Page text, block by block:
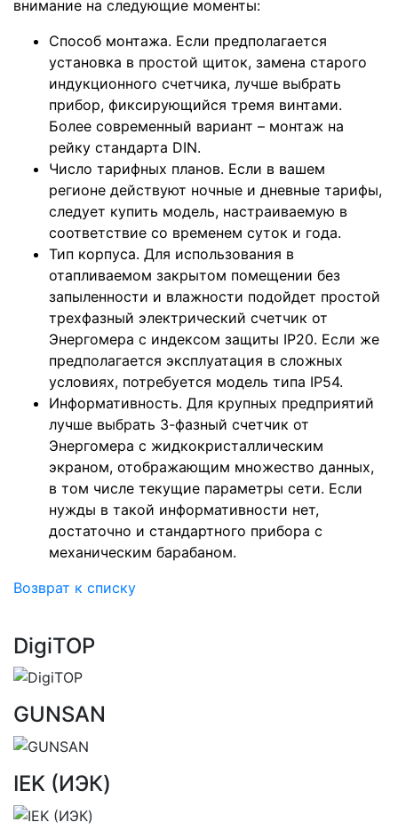
внимание на следующие моменты:
Способ монтажа. Если предполагается
установка в простой щиток, замена старого
индукционного счетчика, лучше выбрать
прибор, фиксирующийся тремя винтами.
Более современный вариант – монтаж на
рейку стандарта DIN.
Число тарифных планов. Если в вашем
регионе действуют ночные и дневные тарифы,
следует купить модель, настраиваемую в
соответствие со временем суток и года.
Тип корпуса. Для использования в
отапливаемом закрытом помещении без
запыленности и влажности подойдет простой
трехфазный электрический счетчик от
Энергомера с индексом защиты IP20. Если же
предполагается эксплуатация в сложных
условиях, потребуется модель типа IP54.
Информативность. Для крупных предприятий
лучше выбрать 3-фазный счетчик от
Энергомера с жидкокристаллическим
экраном, отображающим множество данных,
в том числе текущие параметры сети. Если
нужды в такой информативности нет,
достаточно и стандартного прибора с
механическим барабаном.
Возврат к списку
DigiTOP
GUNSAN
IEK (ИЭК)